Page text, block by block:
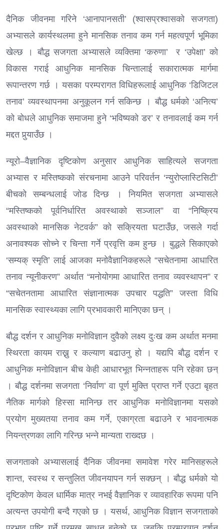
दैनिक जीवनमा गरिने ‘आनापानसती’ (श्वासप्रश्वासको सजगता)
अभ्यासले कार्यस्थलमा हुने मानसिक तनाव कम गर्न महत्वपूर्ण भूमिका
खेल्छ । बौद्ध सजगता अभ्यासले व्यक्तिमा ‘करुणा’ र ‘उपेक्षा’ को
विकास गराई आधुनिक मानसिक चिन्तालाई सकारात्मक मार्गमा
रूपान्तरण गर्छ । यसका परम्परागत विधिहरूलाई आधुनिक ‘डिजिटल
तनाव’ व्यवस्थापनमा अनुकूलन गर्न सकिन्छ । बौद्ध धर्मको ‘अनित्य’
को बोधले आधुनिक समाजमा हुने ‘भविष्यको डर’ र तनावलाई कम गर्न
मद्दत पुर्‍याउँछ ।
न्यूरो–वैज्ञानिक दृष्टिकोण अनुसार आधुनिक साहित्यले सजगता
अभ्यास र मस्तिष्कको संरचनामा आउने परिवर्तन ‘न्युरोप्लास्टिसिटी’
बीचको सम्बन्धलाई जोड दिन्छ । नियमित सजगता अभ्यासले
“मस्तिष्कको पूर्वनिर्धारित अवस्थाको सञ्जाल” वा “निष्क्रिय
अवस्थाको मानसिक नेटवर्क” को सक्रियता घटाउँछ, जसले गर्दा
अनावश्यक सोच्ने र चिन्ता गर्ने प्रवृत्ति कम हुन्छ । बुद्धले सिकाएको
‘सम्यक् स्मृति’ लाई आजका मनोवैज्ञानिकहरूले “सचेतनामा आधारित
तनाव न्यूनीकरण” अर्थात “मनोयोगमा आधारित तनाव व्यवस्थापन” र
“सचेतनतामा आधारित संज्ञानात्मक उपचार पद्धति” जस्ता विधि
मानसिक स्वास्थ्यका लागि प्रभावकारी मानिएका छन् ।
बौद्ध दर्शन र आधुनिक मनोविज्ञान दुवैको लक्ष्य दुःख कम अर्थात मनमा
स्थिरता कायम राख्नु र कल्याण बढाउनु हो । यद्यपि बौद्ध दर्शन र
आधुनिक मनोविज्ञान बीच केही आधारभूत भिन्नताहरू पनि रहेका छन्
। बौद्ध दर्शनमा सजगता ‘निर्वाण’ वा पूर्ण मुक्ति प्राप्त गर्ने एउटा बृहत
नैतिक मार्गको हिस्सा मानिन्छ तर आधुनिक मनोविज्ञानमा यसको
प्रयोग मुख्यतया तनाव कम गर्ने, एकाग्रता बढाउने र भावनात्मक
नियन्त्रणका लागि गरिन्छ भन्ने मान्यता राख्दछ ।
सजगताको अभ्यासलाई दैनिक जीवनमा समावेश गरेर मानिसहरूले
शान्त, स्वस्थ र सन्तुलित जीवनयापन गर्न सक्छन् । बौद्ध धर्मको यो
दृष्टिकोण केवल धार्मिक मात्र नभई वैज्ञानिक र व्यावहारिक रूपमा पनि
अत्यन्त उपयोगी बन्दै गएको छ । यसर्थ, आधुनिक विज्ञान सजगताको